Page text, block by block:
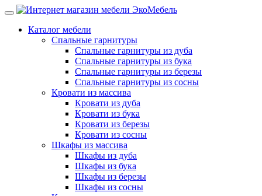
Каталог мебели
Спальные гарнитуры
Спальные гарнитуры из дуба
Спальные гарнитуры из бука
Спальные гарнитуры из березы
Спальные гарнитуры из сосны
Кровати из массива
Кровати из дуба
Кровати из бука
Кровати из березы
Кровати из сосны
Шкафы из массива
Шкафы из дуба
Шкафы из бука
Шкафы из березы
Шкафы из сосны